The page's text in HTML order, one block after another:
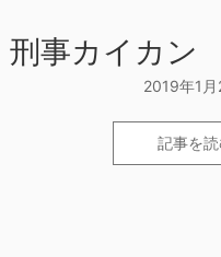
刑事カイカン
2019年1月
記事を読